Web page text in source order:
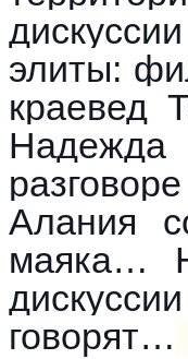
элиты:
краевед
Надежда
Алания
маяка…
говорят…